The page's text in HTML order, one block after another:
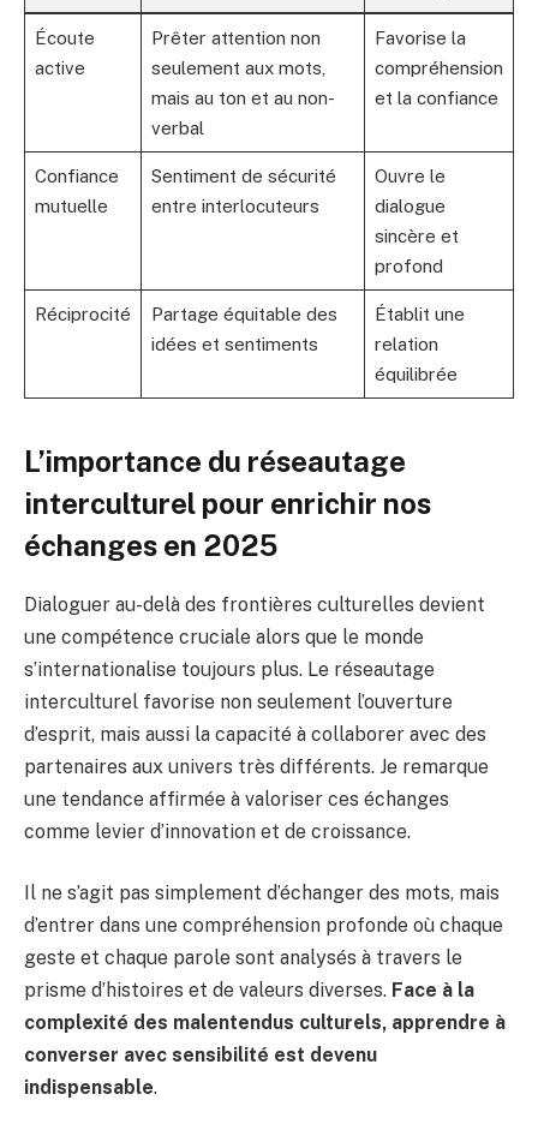
Écoute
active
Prêter attention non
seulement aux mots,
mais au ton et au non-
verbal
Favorise la
compréhension
et la confiance
Confiance
mutuelle
Sentiment de sécurité
entre interlocuteurs
Ouvre le
dialogue
sincère et
profond
Réciprocité
Partage équitable des
idées et sentiments
Établit une
relation
équilibrée
L’importance du réseautage
interculturel pour enrichir nos
échanges en 2025
Dialoguer au-delà des frontières culturelles devient
une compétence cruciale alors que le monde
s’internationalise toujours plus. Le réseautage
interculturel favorise non seulement l’ouverture
d’esprit, mais aussi la capacité à collaborer avec des
partenaires aux univers très différents. Je remarque
une tendance affirmée à valoriser ces échanges
comme levier d’innovation et de croissance.
Il ne s’agit pas simplement d’échanger des mots, mais
d’entrer dans une compréhension profonde où chaque
geste et chaque parole sont analysés à travers le
prisme d’histoires et de valeurs diverses. Face à la
complexité des malentendus culturels, apprendre à
converser avec sensibilité est devenu
indispensable.